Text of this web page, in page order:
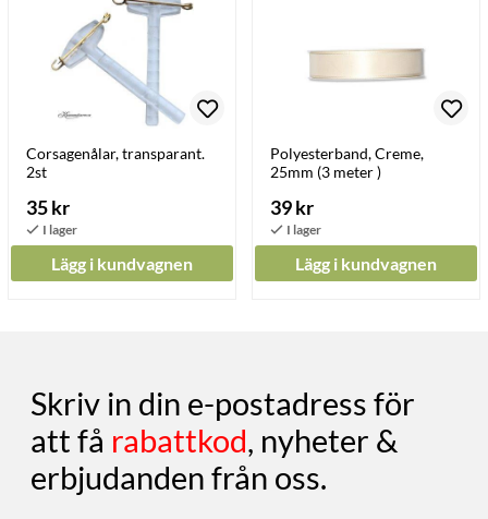
Corsagenålar, transparant.
2st
35 kr
Lägg i kundvagnen
Polyesterband, Creme,
25mm (3 meter )
39 kr
Lägg i kundvagnen
Skriv in din e-postadress för
att få rabattkod, nyheter &
erbjudanden från oss.